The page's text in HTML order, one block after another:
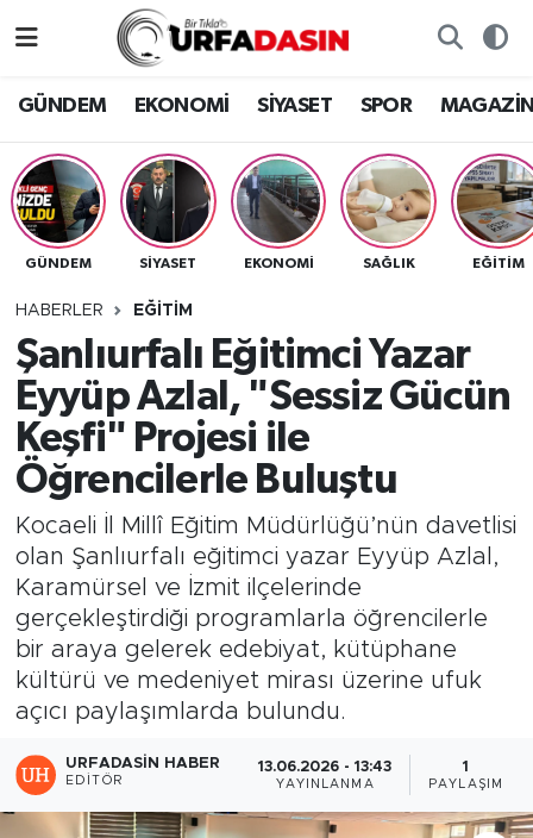
GÜNDEM EKONOMİ SİYASET SPOR
GÜNDEM SİYASET EKONOMİ SAĞLIK EĞITIM
HABERLER EĞITIM
Şanlıurfalı Eğitimci Yazar
Eyyüp Azlal, "Sessiz Gücün
Keşfi" Projesi ile
Öğrencilerle Buluştu
Kocaeli İl Millî Eğitim Müdürlüğü’nün davetlisi
olan Şanlıurfalı eğitimci yazar Eyyüp Azlal,
Karamürsel ve İzmit ilçelerinde
gerçekleştirdiği programlarla öğrencilerle
bir araya gelerek edebiyat, kütüphane
kültürü ve medeniyet mirası üzerine ufuk
açıcı paylaşımlarda bulundu.
URFADASIN HABER
EDITÖR
13.06.2026 - 13:43
YAYINLANMA
1
PAYLAŞIM
EKONOMİ
SİYASET
SPOR
SAĞLIK
TEKNOLOJİ
OTOMOBİL
Gizlilik ve Güvenlik Politikası
İletişim
Nöbetçi Eczaneler
Hava Durumu
Namaz Vakitleri
Trafik Durumu
Süper Lig Puan Durumu ve Fikstür
Tüm Manşetler
Son Dakika Haberleri
Haber Arşivi